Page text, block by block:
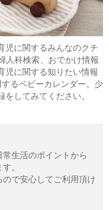
児に関するみんなのクチ
人科検索、おでかけ情報
児に関する知りたい情報
るベビーカレンダー。少
をしてみてください。
生活のポイントから
。
で安心してご利用頂け